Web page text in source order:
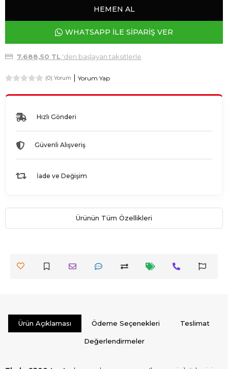
HEMEN AL
WHATSAPP İLE SİPARİŞ VER
7.688,50 TL'den başlayan taksitlerle
(0) Yorum Yorum Yap
Hızlı Gönderi
Güvenli Alışveriş
İade ve Değişim
Ürünün Tüm Özellikleri
Ürün Açıklaması Ödeme Seçenekleri Teslimat
Değerlendirmeler